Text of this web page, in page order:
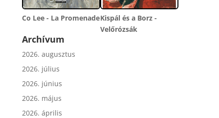
Co Lee - La PromenadeKispál és a Borz -
Velőrózsák
Archívum
2026. augusztus
2026. július
2026. június
2026. május
2026. április